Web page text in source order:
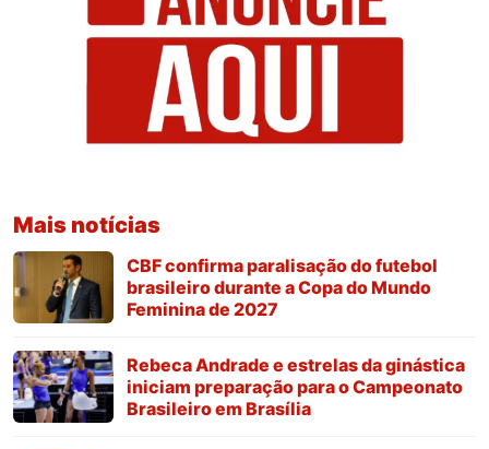
Mais notícias
CBF confirma paralisação do futebol
brasileiro durante a Copa do Mundo
Feminina de 2027
Rebeca Andrade e estrelas da ginástica
iniciam preparação para o Campeonato
Brasileiro em Brasília